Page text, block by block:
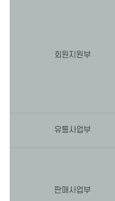
회원지원부
유통사업부
판매사업부